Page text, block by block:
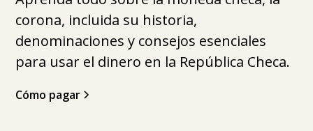
corona, incluida su historia,
denominaciones y consejos esenciales
para usar el dinero en la República Checa.
Cómo pagar